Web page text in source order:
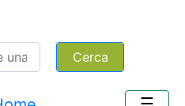
contenuto
principale